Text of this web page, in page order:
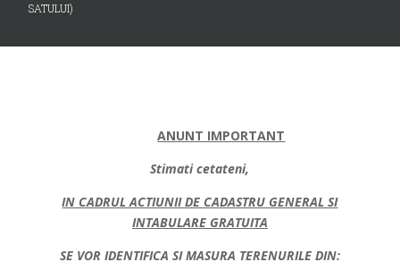
SATULUI)
ANUNT IMPORTANT
Stimati cetateni,
IN CADRUL ACTIUNII DE CADASTRU GENERAL SI
INTABULARE GRATUITA
SE VOR IDENTIFICA SI MASURA TERENURILE DIN: